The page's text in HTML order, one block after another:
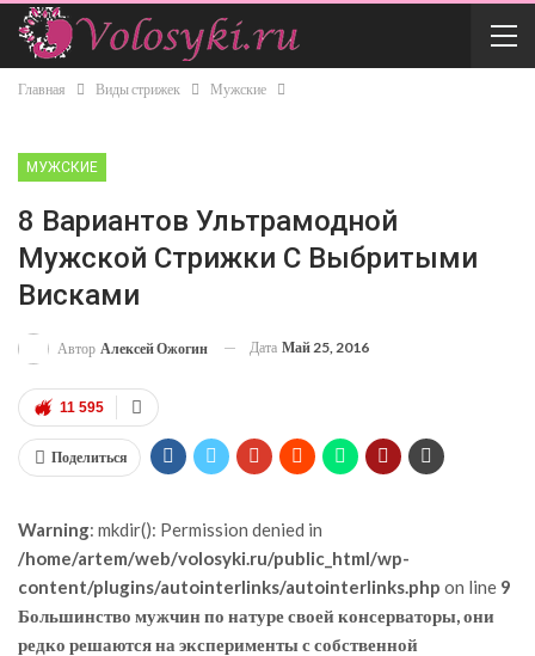
Главная Виды стрижек Мужские
МУЖСКИЕ
8 Вариантов Ультрамодной
Мужской Стрижки С Выбритыми
Висками
Автор Алексей Ожогин Дата Май 25, 2016
11 595
Поделиться
Warning: mkdir(): Permission denied in
/home/artem/web/volosyki.ru/public_html/wp-
content/plugins/autointerlinks/autointerlinks.php on line 9
Большинство мужчин по натуре своей консерваторы, они
редко решаются на эксперименты с собственной